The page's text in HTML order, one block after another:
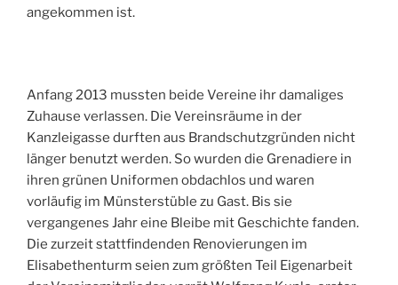
angekommen ist.
Anfang 2013 mussten beide Vereine ihr damaliges
Zuhause verlassen. Die Vereinsräume in der
Kanzleigasse durften aus Brandschutzgründen nicht
länger benutzt werden. So wurden die Grenadiere in
ihren grünen Uniformen obdachlos und waren
vorläufig im Münsterstüble zu Gast. Bis sie
vergangenes Jahr eine Bleibe mit Geschichte fanden.
Die zurzeit stattfindenden Renovierungen im
Elisabethenturm seien zum größten Teil Eigenarbeit